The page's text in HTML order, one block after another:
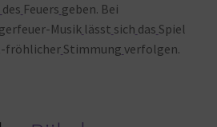
des Feuers geben. Bei
Musik lässt sich das Spiel
fröhlicher Stimmung verfolgen.